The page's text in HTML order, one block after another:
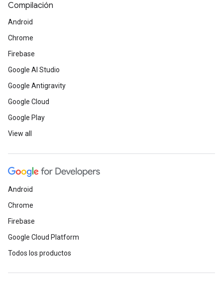
Compilación
Android
Chrome
Firebase
Google AI Studio
Google Antigravity
Google Cloud
Google Play
View all
Android
Chrome
Firebase
Google Cloud Platform
Todos los productos